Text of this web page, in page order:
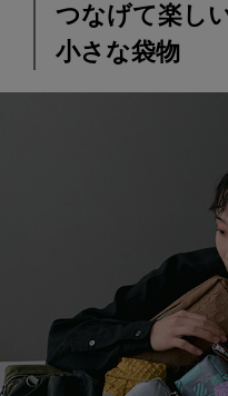
つなげて楽し
小さな袋物